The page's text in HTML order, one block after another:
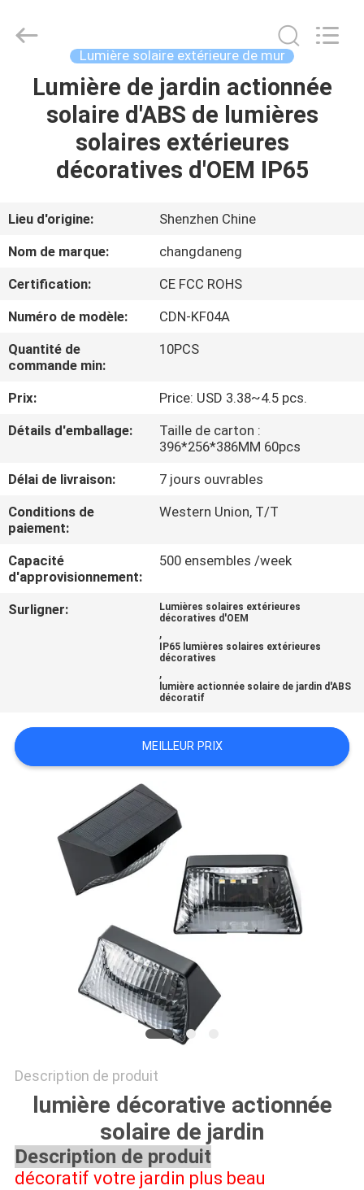
MAISON
PRODUITS
À
PROPOS
DE
VISITE
L'USINE
DE
QUALITÉ
NOUS
DEMANDER
ONLINE
DE
CONFIDENTIALITÉ
Technology
Lumière solaire extérieure de mur
Lumière de jardin actionnée
solaire d'ABS de lumières
solaires extérieures
décoratives d'OEM IP65
Lieu d'origine:
Shenzhen Chine
Nom de marque:
changdaneng
Certification:
CE FCC ROHS
Numéro de modèle:
CDN-KF04A
Quantité de
commande min:
10PCS
Prix:
Price: USD 3.38~4.5 pcs.
Détails d'emballage:
Taille de carton :
396*256*386MM 60pcs
Délai de livraison:
7 jours ouvrables
Conditions de
paiement:
Western Union, T/T
Capacité
d'approvisionnement:
500 ensembles /week
Surligner:
Lumières solaires extérieures
décoratives d'OEM
,
IP65 lumières solaires extérieures
décoratives
,
lumière actionnée solaire de jardin d'ABS
décoratif
MEILLEUR PRIX
Description de produit
lumière décorative actionnée
solaire de jardin
Description de produit
décoratif votre jardin plus beau